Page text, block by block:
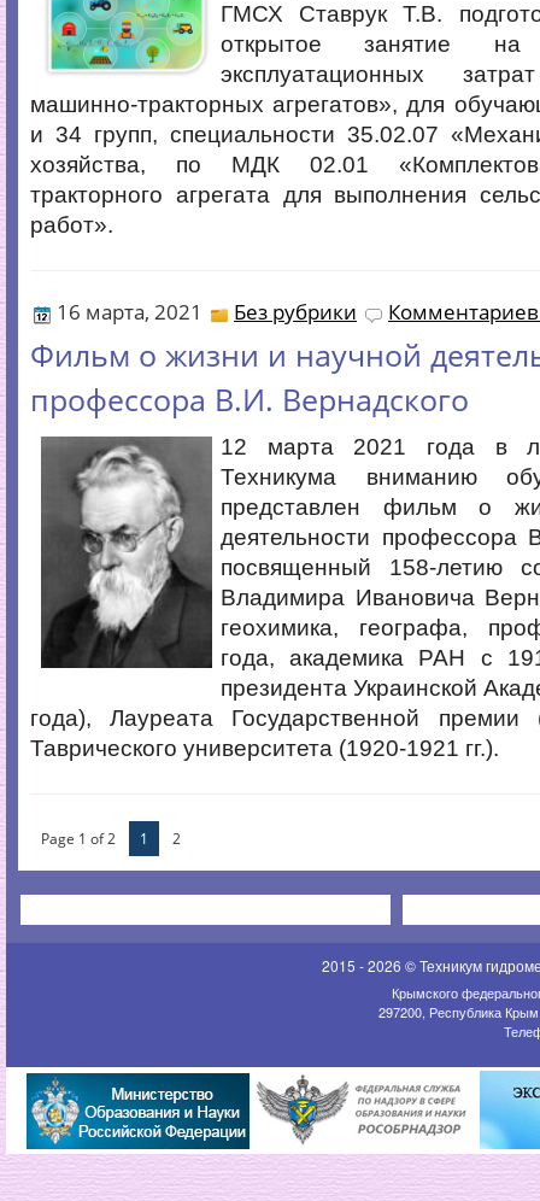
ГМСХ Ставрук Т.В.
открытое занятие
эксплуатационных
машинно-тракторных агрегатов», для
и 34 групп, специальности 35.02.07
хозяйства, по МДК 02.01
тракторного агрегата для выполнения
работ».
16 марта, 2021 Без рубрики Комментариев
Фильм о жизни и научной
профессора В.И. Вернадского
12 марта 2021 года в
Техникума вниманию
представлен фильм о
деятельности профессора
посвященный 158-летию
Владимира Ивановича
геохимика, географа,
года, академика РАН с
президента Украинской
года), Лауреата Государственной премии
Таврического университета (1920-1921 гг.).
Page 1 of 2 1 2
2015 - 2026 © Техникум
Крымского
297200, Республика